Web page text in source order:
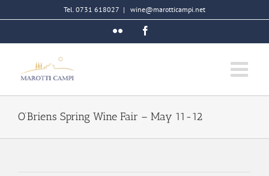
al
Tel. 0731 618027 | wine@marotticampi.net
Flickr
O’Briens Spring Wine Fair – May 11-12